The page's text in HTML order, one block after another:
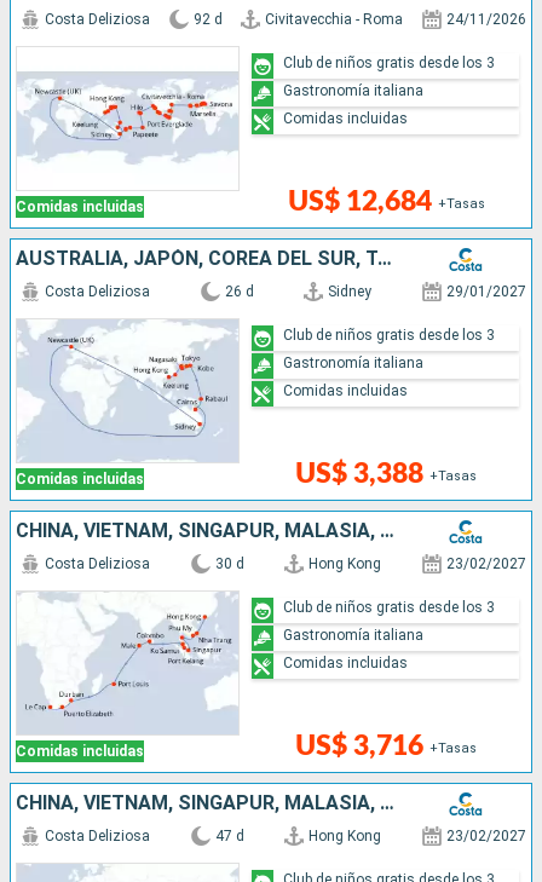
Comidas incluidas
Costa Deliziosa 92 d Civitavecchia - Roma 24/11/2026
US$ 12,684 +Tasas
Club de niños gratis desde los 3
Gastronomía italiana
Comidas incluidas
AUSTRALIA, JAPÓN, COREA DEL SUR, TAIWÁN, CHINA
Comidas incluidas
Costa Deliziosa 26 d Sidney 29/01/2027
US$ 3,388 +Tasas
Club de niños gratis desde los 3
Gastronomía italiana
Comidas incluidas
CHINA, VIETNAM, SINGAPUR, MALASIA, SRI LANKA, MALDIVAS, MAURICIO, SUDÁFRICA
Comidas incluidas
Costa Deliziosa 30 d Hong Kong 23/02/2027
US$ 3,716 +Tasas
Club de niños gratis desde los 3
Gastronomía italiana
Comidas incluidas
CHINA, VIETNAM, SINGAPUR, MALASIA, SRI LANKA, MALDIVAS, MAURICIO, SUDÁFRICA, NAMIBIA, CABO VERDE, CANARIAS, ESPAÑA
Costa Deliziosa 47 d Hong Kong 23/02/2027